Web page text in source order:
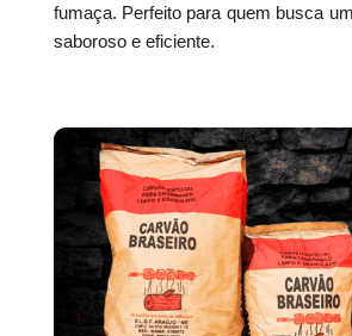
fumaça. Perfeito para quem busca
saboroso e eficiente.